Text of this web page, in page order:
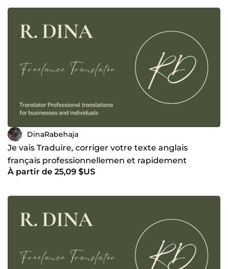
DinaRabehaja
Je vais Traduire, corriger votre texte anglais
français professionnellemen et rapidement
À partir de 25,09 $US